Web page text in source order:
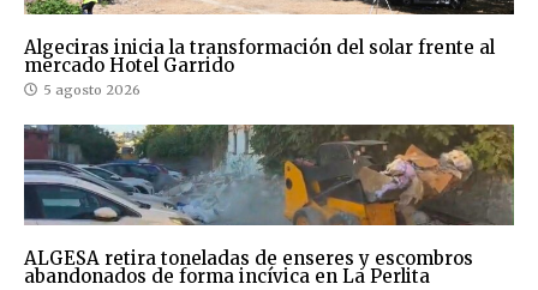
Algeciras inicia la transformación del solar frente al
mercado Hotel Garrido
5 agosto 2026
ALGESA retira toneladas de enseres y escombros
abandonados de forma incívica en La Perlita